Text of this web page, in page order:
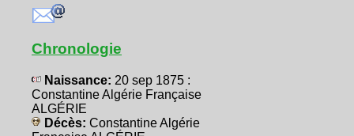
Chronologie
Naissance: 20 sep 1875 :
Constantine Algérie Française
ALGÉRIE
Décès: Constantine Algérie